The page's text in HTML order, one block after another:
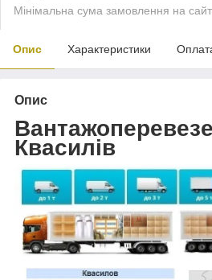
Мінімальна сума замовлення на
Опис Характеристики
Опис
Квасилів